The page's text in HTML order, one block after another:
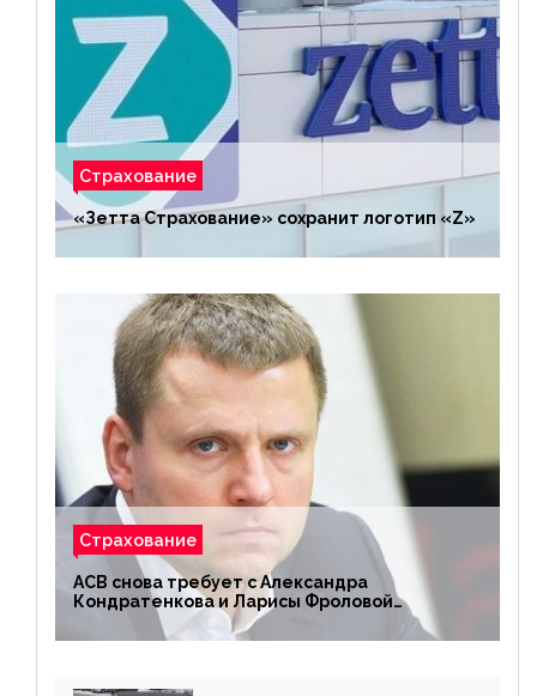
Страхование
«Зетта Страхование» сохранит логотип «Z»
Страхование
АСВ снова требует с Александра
Кондратенкова и Ларисы Фроловой
возмещения убытков на 1,5 млрд р.